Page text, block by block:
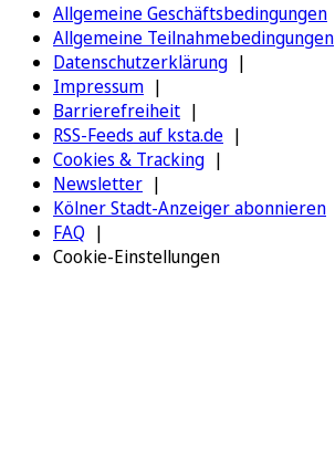
Allgemeine Geschäftsbedingungen
Allgemeine Teilnahmebedingungen
Datenschutzerklärung
Impressum
Barrierefreiheit
RSS-Feeds auf ksta.de
Cookies & Tracking
Newsletter
Kölner Stadt-Anzeiger abonnieren
FAQ
Cookie-Einstellungen